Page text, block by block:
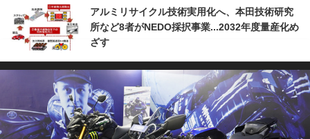
アルミリサイクル技術実用化へ、本田技術研究
所など8者がNEDO採択事業...2032年度量産化め
ざす